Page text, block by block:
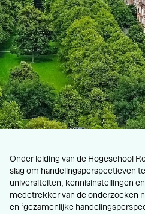
Onder leiding van de Hogeschool
slag om handelingsperspectieven
universiteiten, kennisinstellingen
medetrekker van de onderzoeken
en ‘gezamenlijke